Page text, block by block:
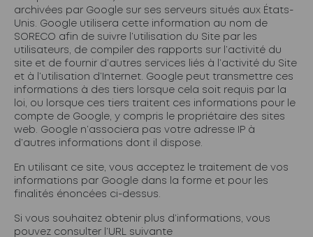
archivées par Google sur ses serveurs situés aux États-
Unis. Google utilisera cette information au nom de
SORECO afin de suivre l’utilisation du Site par les
utilisateurs, de compiler des rapports sur l’activité du
site et de fournir d’autres services liés à l’activité du Site
et à l’utilisation d’Internet. Google peut transmettre ces
informations à des tiers lorsque cela soit requis par la
loi, ou lorsque ces tiers traitent ces informations pour le
compte de Google, y compris le propriétaire des sites
web. Google n’associera pas votre adresse IP à
d’autres informations dont il dispose.
En utilisant ce site, vous acceptez le traitement de vos
informations par Google dans la forme et pour les
finalités énoncées ci-dessus.
Si vous souhaitez obtenir plus d’informations, vous
pouvez consulter l’URL suivante